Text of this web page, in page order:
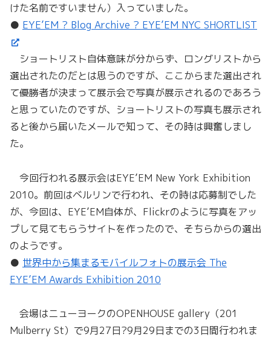
けた名前ですいません）入っていました。
● EYE’EM ? Blog Archive ? EYE’EM NYC SHORTLIST
ショートリスト自体意味が分からず、ロングリストから
選出されたのだとは思うのですが、ここからまた選出され
て優勝者が決まって展示会で写真が展示されるのであろう
と思っていたのですが、ショートリストの写真も展示され
ると後から届いたメールで知って、その時は興奮しまし
た。
今回行われる展示会はEYE’EM New York Exhibition
2010。前回はベルリンで行われ、その時は応募制でした
が、今回は、EYE’EM自体が、Flickrのように写真をアッ
プして見てもらうサイトを作ったので、そちらからの選出
のようです。
● 世界中から集まるモバイルフォトの展示会 The
EYE’EM Awards Exhibition 2010
会場はニューヨークのOPENHOUSE gallery（201
Mulberry St）で9月27日?9月29日までの3日間行われま